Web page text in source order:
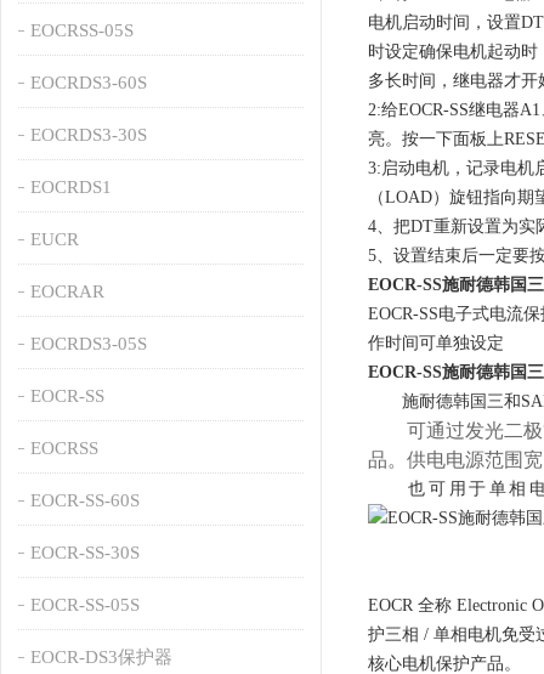
EOCRSS-05S
EOCRDS3-60S
EOCRDS3-30S
EOCRDS1
EUCR
EOCRAR
EOCRDS3-05S
EOCR-SS
EOCRSS
EOCR-SS-60S
EOCR-SS-30S
EOCR-SS-05S
EOCR-DS3保护器
电机启动时间，设置
时设定确保电机起动
多长时间，继电器才
2:给EOCR-SS继电器
亮。按一下面板上
3:启动电机，记录电机
（LOAD）旋钮指向
4、把DT重新设置为实
5、设置结束后一定要
EOCR-SS施耐德韩国
EOCR-SS电子式电流
作时间可单独设定
EOCR-SS施耐德韩国
施耐德韩国三和
可通过发光二极
品。供电电源范围
也可用于单相电
EOCR 全称 Electronic
护三相 / 单相电机免受
核心电机保护产品。